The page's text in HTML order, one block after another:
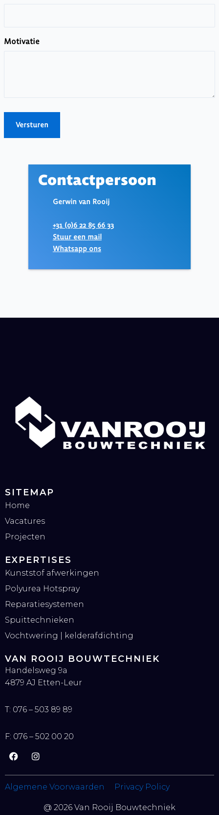
Motivatie
Contactpersoon
Gerwin van Rooij
+31 (0)6 22 85 66 33
Stuur een mail
Whatsapp ons
SITEMAP
Home
Vacatures
Projecten
EXPERTISES
Kunststof afwerkingen
Polyurea Hotspray
Reparatiesystemen
Spuittechnieken
Vochtwering | kelderafdichting
VAN ROOIJ BOUWTECHNIEK
Handelsweg 9a
4879 AJ Etten-Leur
T: 076 – 503 89 89
F: 076 – 502 00 20
F
c
e
I
s
t
@ 2026 Van Rooij Bouwtechniek
Algemene Voorwaarden Privacy Policy